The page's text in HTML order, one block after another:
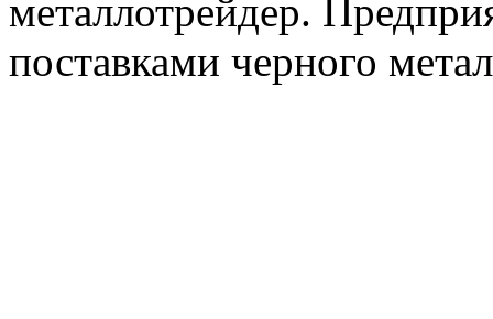
металлотрейдер.
поставками черного метал